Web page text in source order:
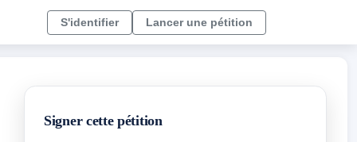
S'identifier Lancer une pétition
Signer cette pétition